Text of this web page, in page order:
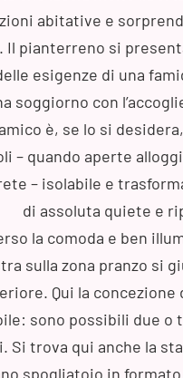
abitative e
Il pianterreno si
esigenze di una
soggiorno con
è, se lo si
– quando aperte
– isolabile e
di assoluta quiete e
la comoda e ben
sulla zona pranzo si
Qui la concezione
sono possibili due o
Si trova qui anche la
spogliatoio in